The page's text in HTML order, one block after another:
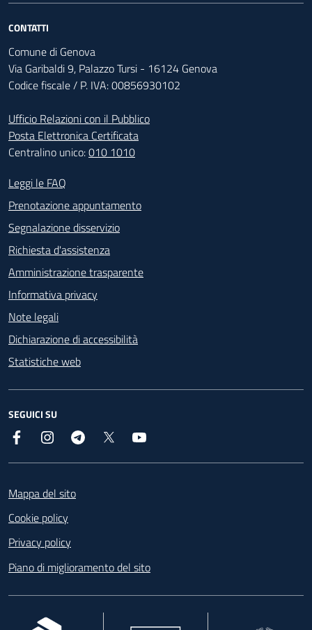
CONTATTI
Comune di Genova
Via Garibaldi 9, Palazzo Tursi - 16124 Genova
Codice fiscale / P. IVA: 00856930102
Ufficio Relazioni con il Pubblico
Posta Elettronica Certificata
Centralino unico:010 1010
Footer - Contatti
Leggi le FAQ
Prenotazione appuntamento
Segnalazione disservizio
Richiesta d'assistenza
Amministrazione trasparente
Informativa privacy
Note legali
Dichiarazione di accessibilità
Statistiche web
SEGUICI SU
Facebook InstagramTelegram
Mappa del sito
Cookie policy
Privacy policy
Piano di miglioramento del sito
, apre in una nuova scheda